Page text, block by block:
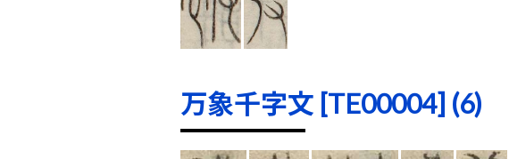
万象千字文 [TE00004] (6)